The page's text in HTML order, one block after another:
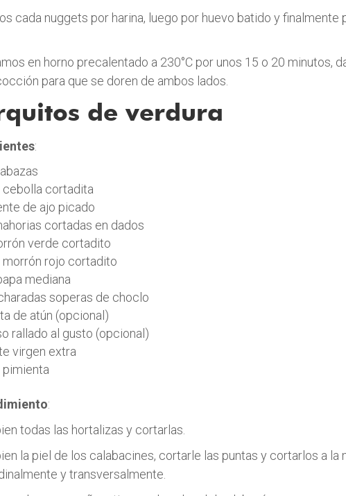
cada nuggets por harina, luego por huevo batido y finalmente
en horno precalentado a 230°C por unos 15 o 20 minutos,
para que se doren de ambos lados.
de verdura
:
cortadita
de ajo picado
cortadas en dados
verde cortadito
rojo cortadito
mediana
soperas de choclo
de atún (opcional)
rallado al gusto (opcional)
virgen extra
pimienta
:
todas las hortalizas y cortarlas.
la piel de los calabacines, cortarle las puntas y cortarlos a la
y transversalmente.